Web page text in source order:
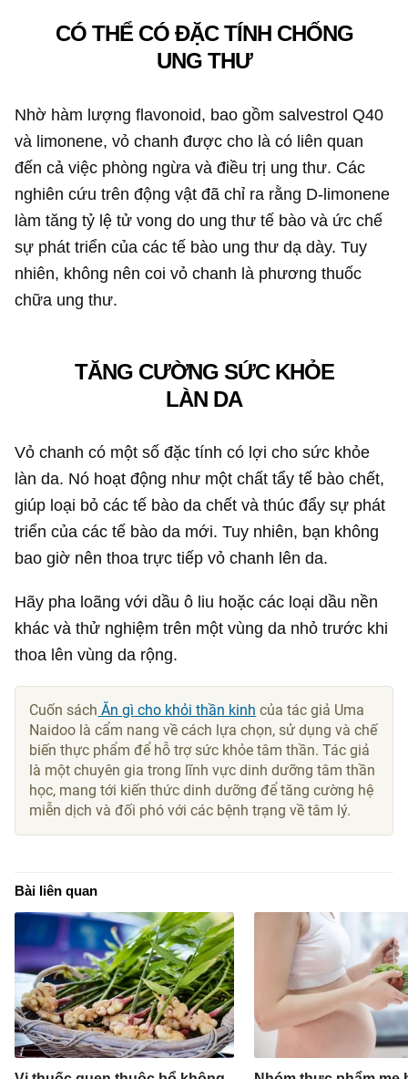
CÓ THỂ CÓ ĐẶC TÍNH CHỐNG
UNG THƯ
Nhờ hàm lượng flavonoid, bao gồm salvestrol Q40
và limonene, vỏ chanh được cho là có liên quan
đến cả việc phòng ngừa và điều trị ung thư. Các
nghiên cứu trên động vật đã chỉ ra rằng D-limonene
làm tăng tỷ lệ tử vong do ung thư tế bào và ức chế
sự phát triển của các tế bào ung thư dạ dày. Tuy
nhiên, không nên coi vỏ chanh là phương thuốc
chữa ung thư.
TĂNG CƯỜNG SỨC KHỎE
LÀN DA
Vỏ chanh có một số đặc tính có lợi cho sức khỏe
làn da. Nó hoạt động như một chất tẩy tế bào chết,
giúp loại bỏ các tế bào da chết và thúc đẩy sự phát
triển của các tế bào da mới. Tuy nhiên, bạn không
bao giờ nên thoa trực tiếp vỏ chanh lên da.
Hãy pha loãng với dầu ô liu hoặc các loại dầu nền
khác và thử nghiệm trên một vùng da nhỏ trước khi
thoa lên vùng da rộng.
Cuốn sách Ăn gì cho khỏi thần kinh của tác giả Uma
Naidoo là cẩm nang về cách lựa chọn, sử dụng và chế
biến thực phẩm để hỗ trợ sức khỏe tâm thần. Tác giả
là một chuyên gia trong lĩnh vực dinh dưỡng tâm thần
học, mang tới kiến thức dinh dưỡng để tăng cường hệ
miễn dịch và đối phó với các bệnh trạng về tâm lý.
Bài liên quan